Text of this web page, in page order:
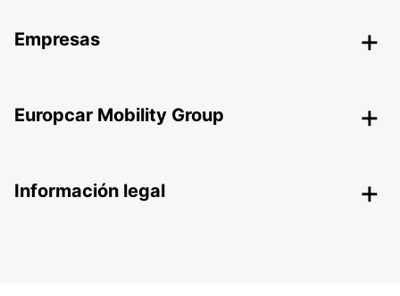
Empresas
Europcar Mobility Group
Información legal